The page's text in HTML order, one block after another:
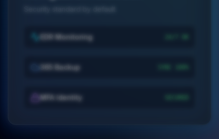
EDR Monitoring
365 Backup
MFA Identity